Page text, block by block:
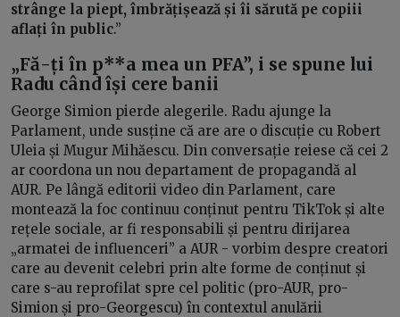
strânge la piept, îmbrățișează și îi sărută pe copiii
aflați în public.”
„Fă-ți în p**a mea un PFA”, i se spune lui
Radu când își cere banii
George Simion pierde alegerile. Radu ajunge la
Parlament, unde susține că are are o discuție cu Robert
Uleia și Mugur Mihăescu. Din conversație reiese că cei 2
ar coordona un nou departament de propagandă al
AUR. Pe lângă editorii video din Parlament, care
montează la foc continuu conținut pentru TikTok și alte
rețele sociale, ar fi responsabili și pentru dirijarea
„armatei de influenceri” a AUR - vorbim despre creatori
care au devenit celebri prin alte forme de conținut și
care s-au reprofilat spre cel politic (pro-AUR, pro-
Simion și pro-Georgescu) în contextul anulării